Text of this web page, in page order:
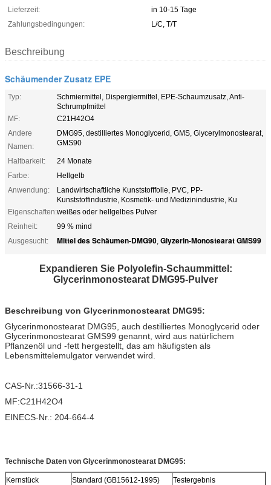
Lieferzeit:
in 10-15 Tage
Zahlungsbedingungen:
L/C, T/T
Beschreibung
Schäumender Zusatz EPE
Typ:
Schmiermittel, Dispergiermittel, EPE-Schaumzusatz, Anti-
Schrumpfmittel
MF:
C21H42O4
Andere
Namen:
DMG95, destilliertes Monoglycerid, GMS, Glycerylmonostearat,
GMS90
Haltbarkeit:
24 Monate
Farbe:
Hellgelb
Anwendung:
Landwirtschaftliche Kunststofffolie, PVC, PP-
Kunststoffindustrie, Kosmetik- und Medizinindustrie, Ku
Eigenschaften:weißes oder hellgelbes Pulver
Reinheit:
99 % mind
Ausgesucht:
Mittel des Schäumen-DMG90, Glyzerin-Monostearat GMS99
Expandieren Sie Polyolefin-Schaummittel:
Glycerinmonostearat DMG95-Pulver
Beschreibung von Glycerinmonostearat DMG95:
Glycerinmonostearat DMG95, auch destilliertes Monoglycerid oder
Glycerinmonostearat GMS99 genannt, wird aus natürlichem
Pflanzenöl und -fett hergestellt, das am häufigsten als
Lebensmittelemulgator verwendet wird.
CAS-Nr.:31566-31-1
MF:C21H42O4
EINECS-Nr.: 204-664-4
Technische Daten von Glycerinmonostearat DMG95:
Kernstück Standard (GB15612-1995)
Testergebnis